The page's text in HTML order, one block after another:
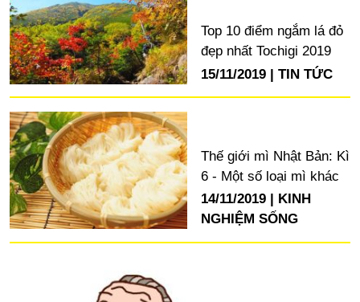
Top 10 điểm ngắm lá đỏ
đẹp nhất Tochigi 2019
15/11/2019
TIN TỨC
Thế giới mì Nhật Bản: Kì
6 - Một số loại mì khác
14/11/2019
KINH
NGHIỆM SỐNG